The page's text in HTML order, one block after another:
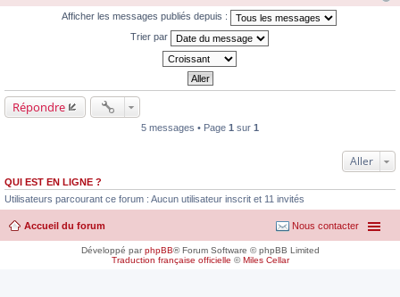
Afficher les messages publiés depuis :
Trier par
Répondre
5 messages • Page 1 sur 1
Aller
QUI EST EN LIGNE ?
Utilisateurs parcourant ce forum : Aucun utilisateur inscrit et 11 invités
Accueil du forum Nous contacter
Développé parphpBB® Forum Software © phpBB Limited
Traduction française officielle ©Miles Cellar